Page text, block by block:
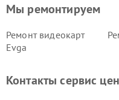
Мы ремонтируем
Ремонт видеокарт
Evga
Контакты сервис